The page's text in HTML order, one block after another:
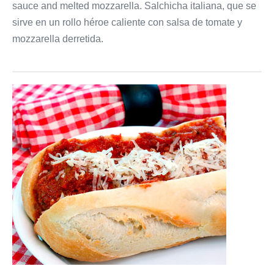
sauce and melted mozzarella. Salchicha italiana, que se
sirve en un rollo héroe caliente con salsa de tomate y
mozzarella derretida.
Chicken
Parmigiana
Hero